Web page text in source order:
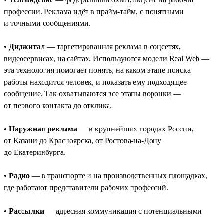
профессии. Реклама идёт в прайм-тайм, с понятными
и точными сообщениями.
• Диджитал — таргетированная реклама в соцсетях,
видеосервисах, на сайтах. Используются модели Real Web —
эта технология помогает понять, на каком этапе поиска
работы находится человек, и показать ему подходящее
сообщение. Так охватываются все этапы воронки —
от первого контакта до отклика.
• Наружная реклама — в крупнейших городах России,
от Казани до Красноярска, от Ростова-на-Дону
до Екатеринбурга.
• Радио — в транспорте и на производственных площадках,
где работают представители рабочих профессий.
• Рассылки — адресная коммуникация с потенциальными